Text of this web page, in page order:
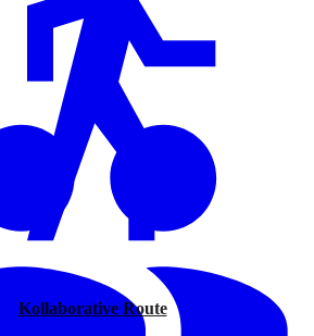
Kollaborative Route